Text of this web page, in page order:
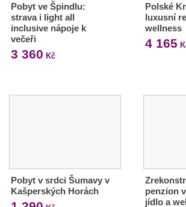
Pobyt ve Špindlu:
strava i light all
inclusive nápoje k
večeři
3 360 Kč
Polské
luxusní
wellness
4 165
Pobyt v srdci Šumavy v
Kašperských Horách
penzion
jídlo a